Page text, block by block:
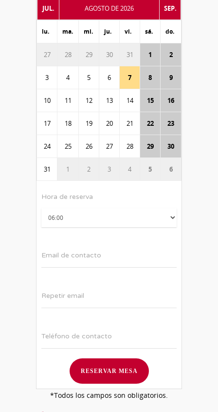
JUL. AGOSTO DE 2026 SEP.
lu. ma. mi. ju. vi. sá. do.
27 28 29 30 31 1 2
3 4 5 6 7 8 9
10 11 12 13 14 15 16
17 18 19 20 21 22 23
24 25 26 27 28 29 30
31 1 2 3 4 5 6
Hora de reserva
Email de contacto
Repetir email
Teléfono de contacto
*Todos los campos son obligatorios.